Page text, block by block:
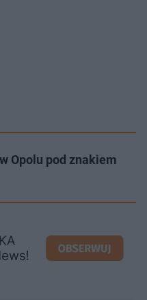
Opolu pod znakiem